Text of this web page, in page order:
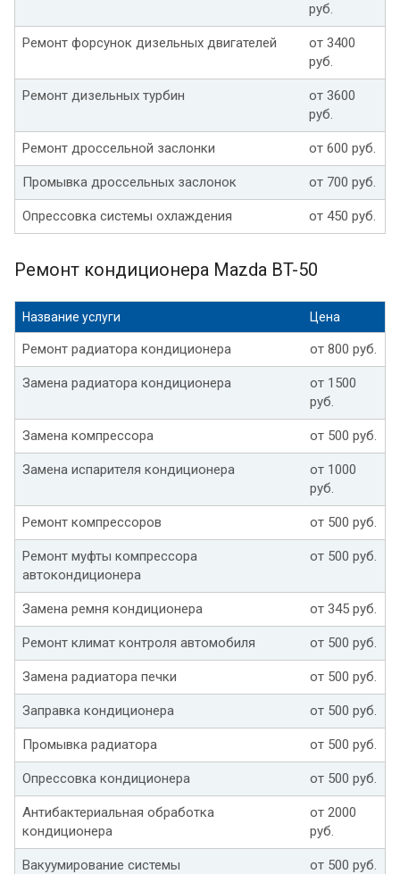
руб.
Ремонт форсунок дизельных двигателей
от 3400
руб.
Ремонт дизельных турбин
от 3600
руб.
Ремонт дроссельной заслонки от 600 руб.
Промывка дроссельных заслонок от 700 руб.
Опрессовка системы охлаждения от 450 руб.
Ремонт кондиционера Mazda BT-50
Название услуги Цена
Ремонт радиатора кондиционера от 800 руб.
Замена радиатора кондиционера
от 1500
руб.
Замена компрессора от 500 руб.
Замена испарителя кондиционера
от 1000
руб.
Ремонт компрессоров от 500 руб.
Ремонт муфты компрессора
автокондиционера
от 500 руб.
Замена ремня кондиционера от 345 руб.
Ремонт климат контроля автомобиля от 500 руб.
Замена радиатора печки от 500 руб.
Заправка кондиционера от 500 руб.
Промывка радиатора от 500 руб.
Опрессовка кондиционера от 500 руб.
Антибактериальная обработка
кондиционера
от 2000
руб.
Вакуумирование системы
от 500 руб.